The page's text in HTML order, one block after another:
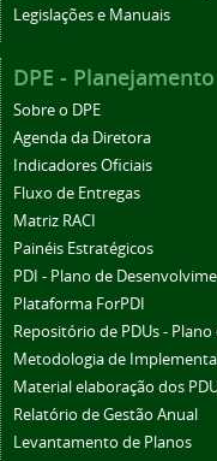
Legislações e Manuais
DPE -
Sobre o DPE
Agenda da Diretora
Indicadores Oficiais
Fluxo de Entregas
Matriz RACI
Painéis Estratégicos
PDI - Plano de
Plataforma ForPDI
Repositório de PDUs -
Metodologia de
Material elaboração dos
Relatório de Gestão Anual
Levantamento de Planos